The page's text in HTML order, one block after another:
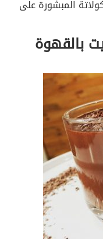
المبشورة على
بالقهوة